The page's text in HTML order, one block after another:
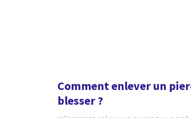
Comment enlever un
blesser ?